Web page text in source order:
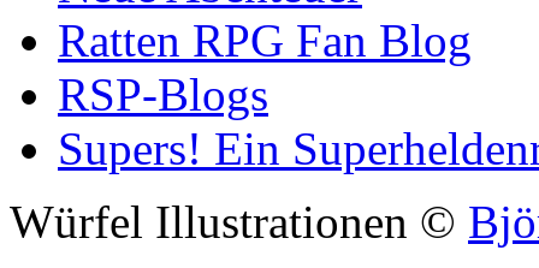
Ratten RPG Fan Blog
RSP-Blogs
Supers! Ein
Würfel Illustrationen ©